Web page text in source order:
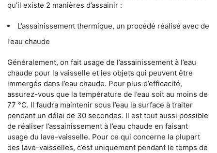
qu’il existe 2 manières d’assainir :
L’assainissement thermique, un procédé réalisé avec de
l’eau chaude
Généralement, on fait usage de l’assainissement à l’eau
chaude pour la vaisselle et les objets qui peuvent être
immergés dans l’eau chaude. Pour plus d’efficacité,
assurez-vous que la température de l’eau soit au moins de
77 °C. Il faudra maintenir sous l’eau la surface à traiter
pendant un délai de 30 secondes. Il est tout aussi possible
de réaliser l’assainissement à l’eau chaude en faisant
usage du lave-vaisselle. Pour ce qui concerne la plupart
des lave-vaisselles, c’est uniquement pendant le temps de